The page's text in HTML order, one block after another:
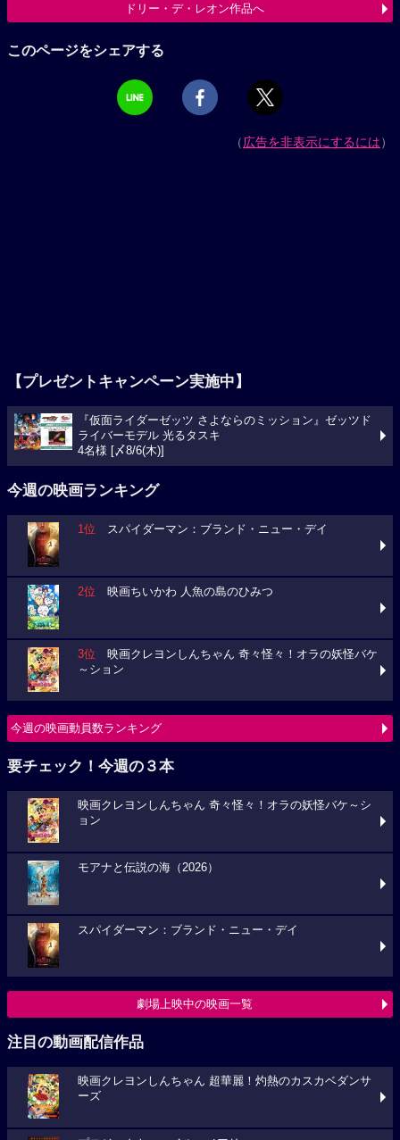
ドリー・デ・レオン作品へ
このページをシェアする
（広告を非表示にするには）
【プレゼントキャンペーン実施中】
『仮面ライダーゼッツ さよならのミッション』ゼッツド
ライバーモデル 光るタスキ
4名様 [〆8/6(木)]
今週の映画ランキング
1位 スパイダーマン：ブランド・ニュー・デイ
2位 映画ちいかわ 人魚の島のひみつ
3位 映画クレヨンしんちゃん 奇々怪々！オラの妖怪バケ
～ション
今週の映画動員数ランキング
要チェック！今週の３本
映画クレヨンしんちゃん 奇々怪々！オラの妖怪バケ～シ
ョン
モアナと伝説の海（2026）
スパイダーマン：ブランド・ニュー・デイ
劇場上映中の映画一覧
注目の動画配信作品
映画クレヨンしんちゃん 超華麗！灼熱のカスカベダンサ
ーズ